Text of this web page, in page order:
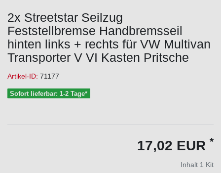
2x Streetstar Seilzug
Feststellbremse Handbremsseil
hinten links + rechts für VW Multivan
Transporter V VI Kasten Pritsche
Artikel-ID: 71177
Sofort lieferbar: 1-2 Tage*
17,02 EUR *
Inhalt 1 Kit